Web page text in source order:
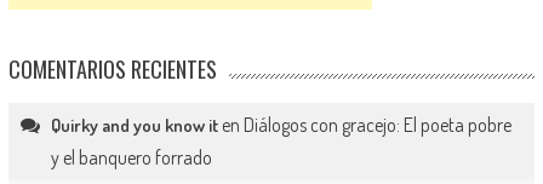
COMENTARIOS RECIENTES
Quirky and you know iten Diálogos con gracejo: El poeta pobre
y el banquero forrado